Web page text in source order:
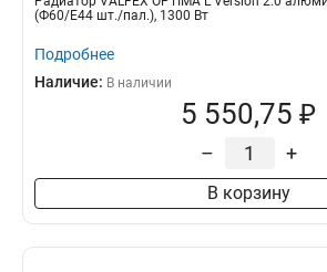
(Ф60/Е44 шт./пал.), 1300 Вт
Подробнее
Наличие: В наличии
5 550,75 ₽
– +
В корзину